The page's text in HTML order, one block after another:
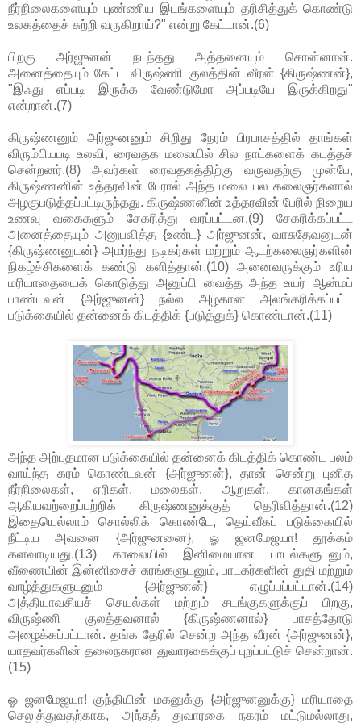
நீர்நிலைகளையும் புண்ணிய இடங்களையும் தரிசித்துக் கொண்டு
உலகத்தைச் சுற்றி வருகிறாய்?" என்று கேட்டான்.(6)
பிறகு அர்ஜுனன் நடந்தது அத்தனையும் சொன்னான்.
அனைத்தையும் கேட்ட விருஷ்ணி குலத்தின் வீரன் {கிருஷ்ணன்},
"இஃது எப்படி இருக்க வேண்டுமோ அப்படியே இருக்கிறது"
என்றான்.(7)
கிருஷ்ணனும் அர்ஜுனனும் சிறிது நேரம் பிரபாசத்தில் தாங்கள்
விரும்பியபடி உலவி, ரைவதக மலையில் சில நாட்களைக் கடத்தச்
சென்றனர்.(8) அவர்கள் ரைவதகத்திற்கு வருவதற்கு முன்பே,
கிருஷ்ணனின் உத்தரவின் பேரால் அந்த மலை பல கலைஞர்களால்
அழகுபடுத்தப்பட்டிருந்தது. கிருஷ்ணனின் உத்தரவின் பேரில் நிறைய
உணவு வகைகளும் சேகரித்து வரப்பட்டன.(9) சேகரிக்கப்பட்ட
அனைத்தையும் அனுபவித்த {உண்ட} அர்ஜுனன், வாசுதேவனுடன்
{கிருஷ்ணனுடன்} அமர்ந்து நடிகர்கள் மற்றும் ஆடற்கலைஞர்களின்
நிகழ்ச்சிகளைக் கண்டு களித்தான்.(10) அனைவருக்கும் உரிய
மரியாதையைக் கொடுத்து அனுப்பி வைத்த அந்த உயர் ஆன்மப்
பாண்டவன் {அர்ஜுனன்} நல்ல அழகான அலங்கரிக்கப்பட்ட
படுக்கையில் தன்னைக் கிடத்திக் {படுத்துக்} கொண்டான்.(11)
அந்த அற்புதமான படுக்கையில் தன்னைக் கிடத்திக் கொண்ட பலம்
வாய்ந்த கரம் கொண்டவன் {அர்ஜுனன்}, தான் சென்று புனித
நீர்நிலைகள், ஏரிகள், மலைகள், ஆறுகள், கானகங்கள்
ஆகியவற்றைப்பற்றிக் கிருஷ்ணனுக்குத் தெரிவித்தான்.(12)
இதையெல்லாம் சொல்லிக் கொண்டே, தெய்வீகப் படுக்கையில்
நீட்டிய அவனை {அர்ஜுனனை}, ஓ ஜனமேஜயா! தூக்கம்
களவாடியது.(13) காலையில் இனிமையான பாடல்களுடனும்,
வீணையின் இன்னிசைச் சுரங்களுடனும், பாடகர்களின் துதி மற்றும்
வாழ்த்துகளுடனும் {அர்ஜுனன்} எழுப்பப்பட்டான்.(14)
அத்தியாவசியச் செயல்கள் மற்றும் சடங்குகளுக்குப் பிறகு,
விருஷ்ணி குலத்தவனால் {கிருஷ்ணனால்} பாசத்தோடு
அழைக்கப்பட்டான். தங்க தேரில் சென்ற அந்த வீரன் {அர்ஜுனன்},
யாதவர்களின் தலைநகரான துவாரகைக்குப் புறப்பட்டுச் சென்றான்.
(15)
ஓ ஜனமேஜயா! குந்தியின் மகனுக்கு {அர்ஜுனனுக்கு} மரியாதை
செலுத்துவதற்காக, அந்தத் துவாரகை நகரம் மட்டுமல்லாது,